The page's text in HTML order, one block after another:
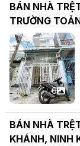
BÁN NHÀ
TRƯỜNG
6
BÁN NHÀ
KHÁNH, NINH